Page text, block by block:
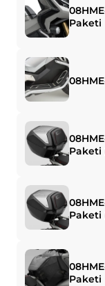
Paketi
Paketi
Paketi
Paketi